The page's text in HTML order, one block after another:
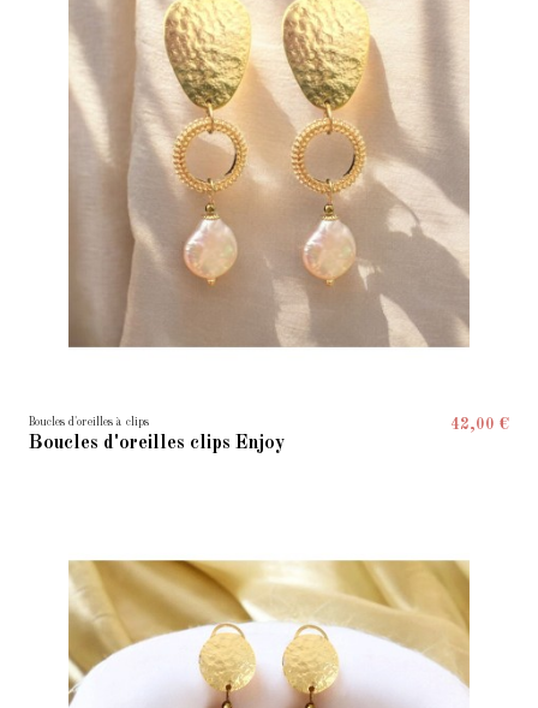
Boucles d'oreilles à clips
Boucles d'oreilles clips Enjoy
42,00 €